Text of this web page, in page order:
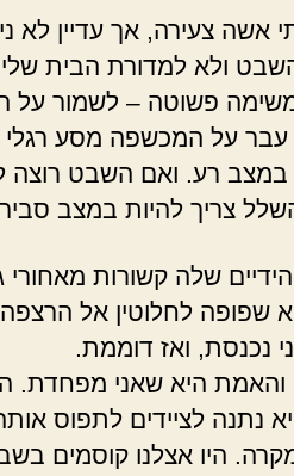
אשה צעירה, אך עדיין לא
השבט ולא למדורת הבית
משימה פשוטה – לשמור על
עבר על המכשפה מסע
במצב רע. ואם השבט
צריך להיות במצב
שלה קשורות
שפופה לחלוטין אל
נכנסת, ואז דוממת.
והאמת היא שאני מפחדת.
נתנה לציידים לתפוס
היו אצלנו קוסמים